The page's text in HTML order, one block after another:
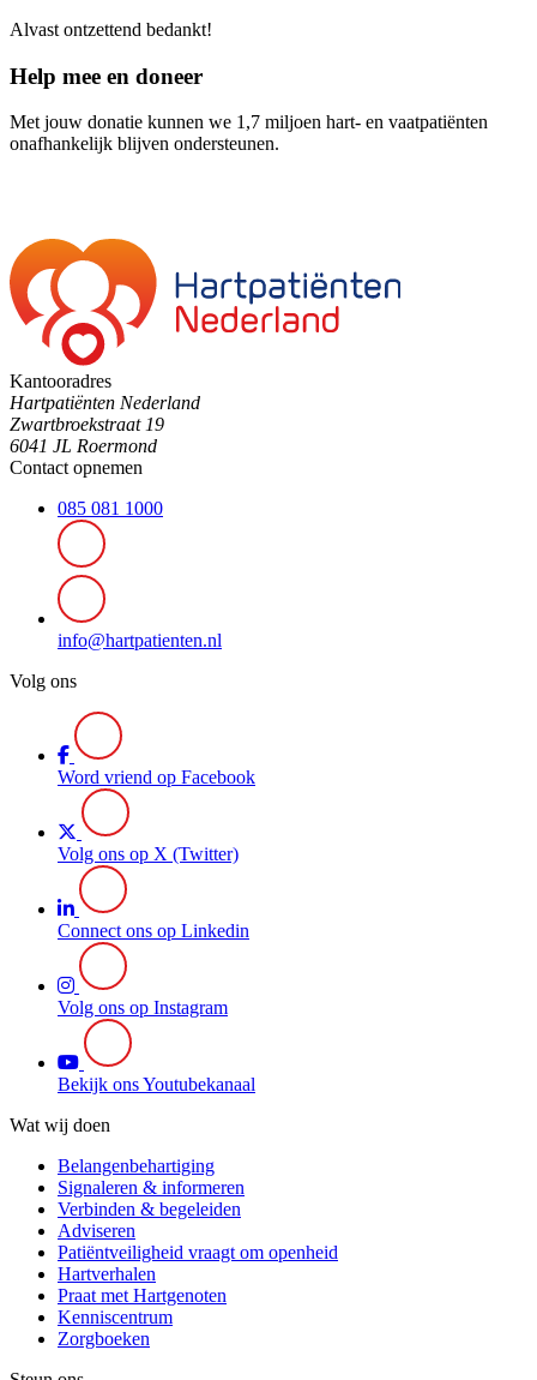
Alvast ontzettend bedankt!
Help mee en doneer
Met jouw donatie kunnen we 1,7 miljoen hart- en vaatpatiënten
onafhankelijk blijven ondersteunen.
Kantooradres
Hartpatiënten Nederland
Zwartbroekstraat 19
6041 JL Roermond
Contact opnemen
085 081 1000
info@hartpatienten.nl
Volg ons
Word vriend op Facebook
Volg ons op X (Twitter)
Connect ons op Linkedin
Volg ons op Instagram
Bekijk ons Youtubekanaal
Wat wij doen
Belangenbehartiging
Signaleren & informeren
Verbinden & begeleiden
Adviseren
Patiëntveiligheid vraagt om openheid
Hartverhalen
Praat met Hartgenoten
Kenniscentrum
Zorgboeken